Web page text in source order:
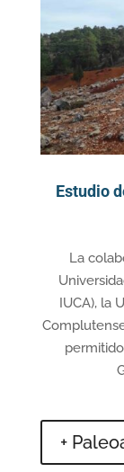
Estudio
La
IUCA), la
+